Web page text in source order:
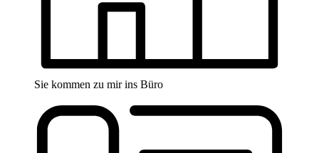
Sie kommen zu mir ins Büro